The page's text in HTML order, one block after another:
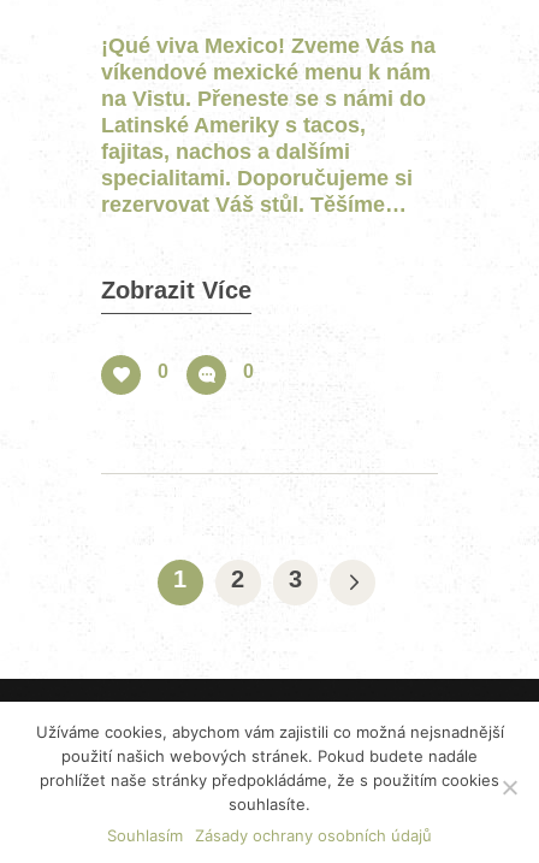
¡Qué viva Mexico! Zveme Vás na
víkendové mexické menu k nám
na Vistu. Přeneste se s námi do
Latinské Ameriky s tacos,
fajitas, nachos a dalšími
specialitami. Doporučujeme si
rezervovat Váš stůl. Těšíme…
Zobrazit Více
0 0
příspěvky
PAGE
1 PAGE
2 PAGE
3
PRODUKCE CATERING s.r.o.
Zásady ochrany osobních údajů
Mimosoudní řešení spotřebitelských sporů (ADR)
Užíváme cookies, abychom vám zajistili co možná nejsnadnější
použití našich webových stránek. Pokud budete nadále
prohlížet naše stránky předpokládáme, že s použitím cookies
souhlasíte.
Souhlasím
Zásady ochrany osobních údajů